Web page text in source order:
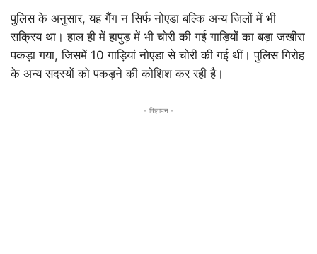
पुलिस के अनुसार, यह गैंग न सिर्फ नोएडा बल्कि अन्य जिलों में भी
सक्रिय था। हाल ही में हापुड़ में भी चोरी की गई गाड़ियों का बड़ा जखीरा
पकड़ा गया, जिसमें 10 गाड़ियां नोएडा से चोरी की गई थीं। पुलिस गिरोह
के अन्य सदस्यों को पकड़ने की कोशिश कर रही है।
- विज्ञापन -